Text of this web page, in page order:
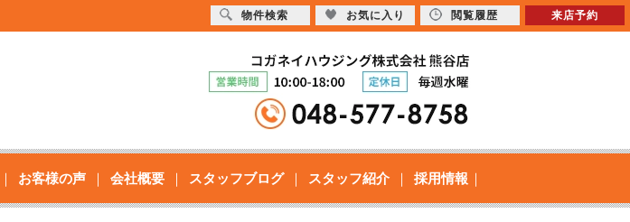
お客様の声 会社概要 スタッフブログ スタッフ紹介 採用情報
物件検索 お気に入り 閲覧履歴 来店予約